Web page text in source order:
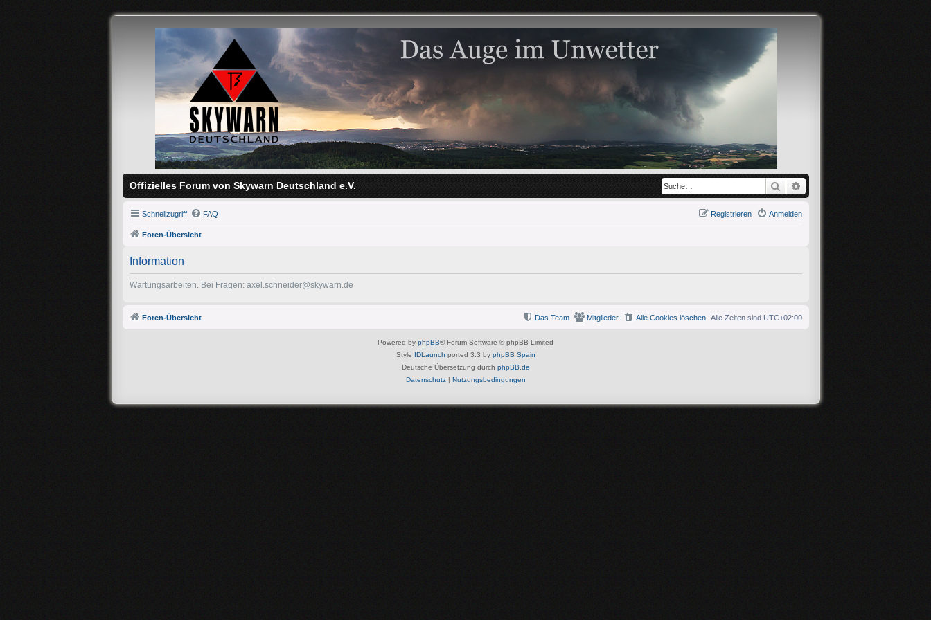
Offizielles Forum von Skywarn Deutschland e.V. Suche
Schnellzugriff FAQ Anmelden
Registrieren
Foren-Übersicht
Information
Wartungsarbeiten. Bei Fragen: axel.schneider@skywarn.de
Foren-Übersicht Alle Zeiten sind UTC+02:00
Alle Cookies löschen
Mitglieder
Das Team
Powered by phpBB® Forum Software © phpBB Limited
Style IDLaunch ported 3.3 by phpBB Spain
Deutsche Übersetzung durch phpBB.de
Datenschutz| Nutzungsbedingungen